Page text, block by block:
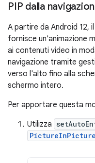
PIP dalla
A partire da Android 12, il
fornisce un'animazione
ai contenuti video in
navigazione tramite
verso l'alto fino alla
schermo intero.
Per apportare questa
Utilizza